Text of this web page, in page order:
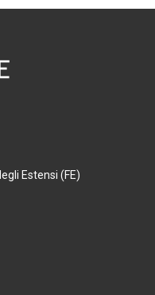
Estensi (FE)